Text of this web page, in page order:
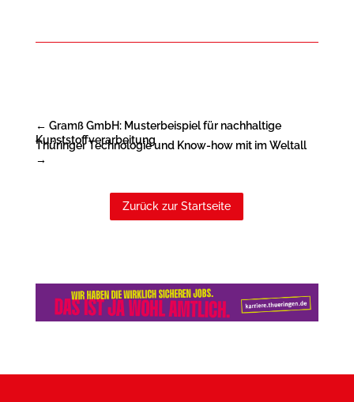
← Gramß GmbH: Musterbeispiel für nachhaltige
Kunststoffverarbeitung
Thüringer Technologie und Know-how mit im Weltall
→
Zurück zur Startseite